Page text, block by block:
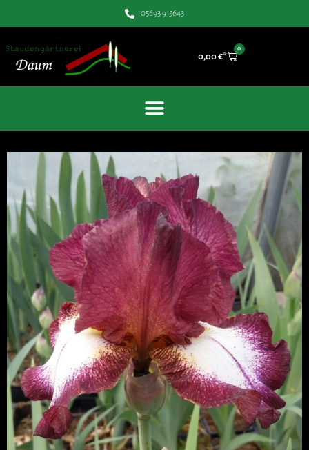
05693 915643
0,00€
0